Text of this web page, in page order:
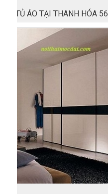
TỦ ÁO TẠI THANH HÓA 56